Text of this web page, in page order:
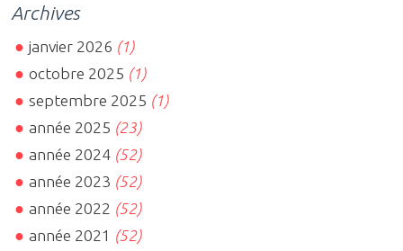
Archives
janvier 2026 (1)
octobre 2025 (1)
septembre 2025 (1)
année 2025 (23)
année 2024 (52)
année 2023 (52)
année 2022 (52)
année 2021 (52)